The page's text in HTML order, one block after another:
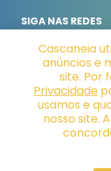
SIGA NAS REDES
FORMAS DE
Cascaneia
anúncios e
site. Por
Privacidade
usamos e
nosso site.